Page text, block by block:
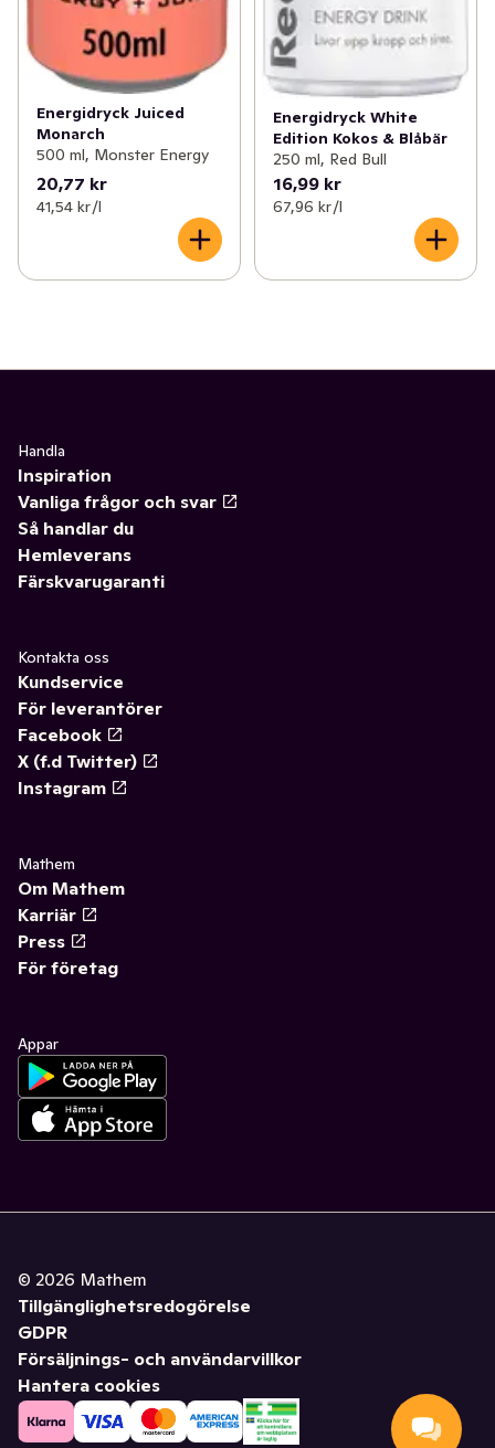
Energidryck Juiced
Monarch
500 ml, Monster Energy
20,77 kr
41,54 kr /l
Energidryck White
Edition Kokos & Blåbär
250 ml, Red Bull
16,99 kr
67,96 kr /l
Handla
Inspiration
Vanliga frågor och svar
Så handlar du
Hemleverans
Färskvarugaranti
Kontakta oss
Kundservice
För leverantörer
Facebook
X (f.d Twitter)
Instagram
Mathem
Om Mathem
Karriär
Press
För företag
Appar
© 2026 Mathem
Tillgänglighetsredogörelse
GDPR
Försäljnings- och användarvillkor
Hantera cookies